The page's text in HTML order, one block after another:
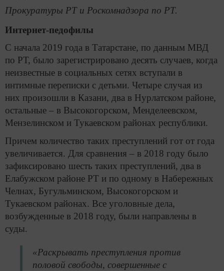
Прокуратуры РТ и Роскомнадзора по РТ.
Интернет-педофилы
С начала 2019 года в Татарстане, по данным МВД
по РТ, было зарегистрировано десять случаев, когда
неизвестные в социальных сетях вступали в
интимные переписки с детьми. Четыре случая из
них произошли в Казани, два в Нурлатском районе,
остальные ­– в Высокогорском, Менделеевском,
Мензелинском и Тукаевском районах республики.
Причем количество таких преступлений гот от года
увеличивается. Для сравнения – в 2018 году было
зафиксировано шесть таких преступлений, два в
Елабужском районе РТ и по одному в Набережных
Челнах, Бугульминском, Высокогорском и
Тукаевском районах. Все уголовные дела,
возбужденные в 2018 году, были направлены в
суды.
«Раскрывать преступления против
половой свободы, совершенные с